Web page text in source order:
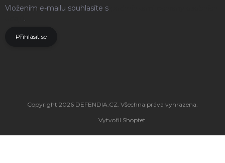
Vložením e-mailu souhlasíte s
.
Přihlásit se
Vytvořil Shoptet
Copyright 2026 DEFENDIA.CZ. Všechna práva vyhrazena.